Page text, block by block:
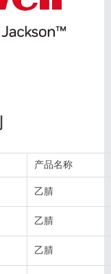
产品名称
乙腈
乙腈
乙腈